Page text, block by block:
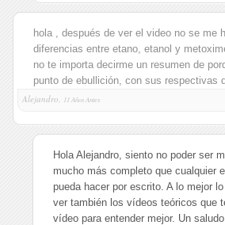
hola , después de ver el video no se me
diferencias entre etano, etanol y
no te importa decirme un resumen de
punto de ebullición, con sus respectivas
Alejandro,
11 Años Antes
Hola Alejandro, siento no poder ser
mucho más completo que cualquier
pueda hacer por escrito. A lo mejor
ver también los vídeos teóricos que
vídeo para entender mejor. Un